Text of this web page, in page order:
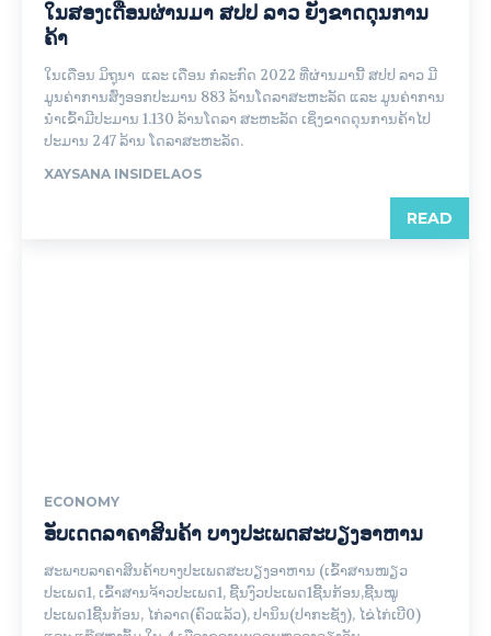
ໃນສອງເດືອນຜ່ານມາ ສປປ ລາວ ຍັງຂາດດຸນການ
ຄ້າ
ໃນເດືອນ ມິຖຸນາ ແລະ ເດືອນ ກໍລະກົດ 2022 ທີ່ຜ່ານມານີ້ ສປປ ລາວ ມີ
ມູນຄ່າການສົ່ງອອກປະມານ 883 ລ້ານໂດລາສະຫະລັດ ແລະ ມູນຄ່າການ
ນຳເຂົ້າມີປະມານ 1.130 ລ້ານໂດລາ ສະຫະລັດ ເຊິ່ງຂາດດຸນການຄ້າໄປ
ປະມານ 247 ລ້ານ ໂດລາສະຫະລັດ.
XAYSANA INSIDELAOS
READ
ECONOMY
ອັບເດດລາຄາສິນຄ້າ ບາງປະເພດສະບຽງອາຫານ
ສະພາບລາຄາສິນຄ້າບາງປະເພດສະບຽງອາຫານ (ເຂົ້າສານໜຽວ
ປະເພດ1, ເຂົ້າສານຈ້າວປະເພດ1, ຊີ້ນງົວປະເພດ1ຊີ້ນກ້ອນ,ຊີ້ນໝູ
ປະເພດ1ຊີ້ນກ້ອນ, ໄກ່ລາດ(ຄົວແລ້ວ), ປານິນ(ປາກະຊັງ), ໄຂ່ໄກ່ເບີ0)